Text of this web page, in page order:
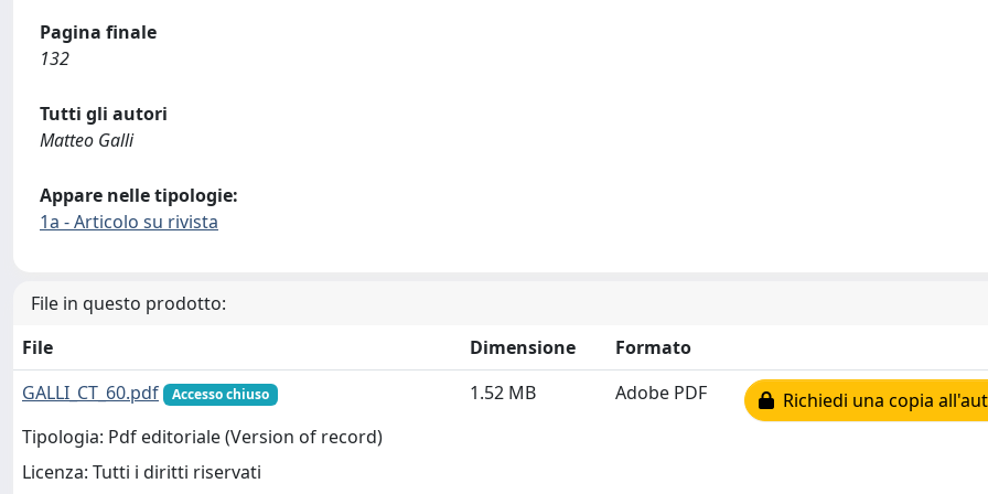
Pagina finale
132
Tutti gli autori
Matteo Galli
Appare nelle tipologie:
1a - Articolo su rivista
File in questo prodotto:
File
Dimensione
Formato
GALLI_CT_60.pdf
Accesso chiuso
Tipologia: Pdf editoriale (Version of record)
Licenza: Tutti i diritti riservati
1.52 MB Adobe PDF Richiedi una copia